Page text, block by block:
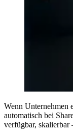
Wenn Unternehmen
automatisch bei
verfügbar,